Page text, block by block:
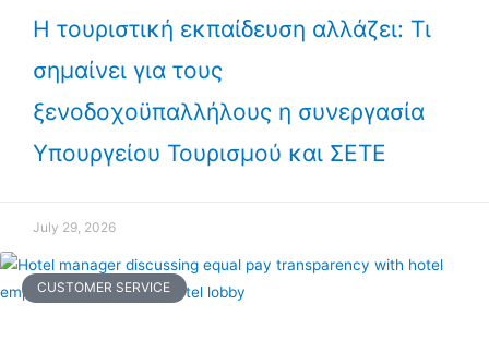
Η τουριστική εκπαίδευση αλλάζει: Τι
σημαίνει για τους
ξενοδοχοϋπαλλήλους η συνεργασία
Υπουργείου Τουρισμού και ΣΕΤΕ
July 29, 2026
CUSTOMER SERVICE